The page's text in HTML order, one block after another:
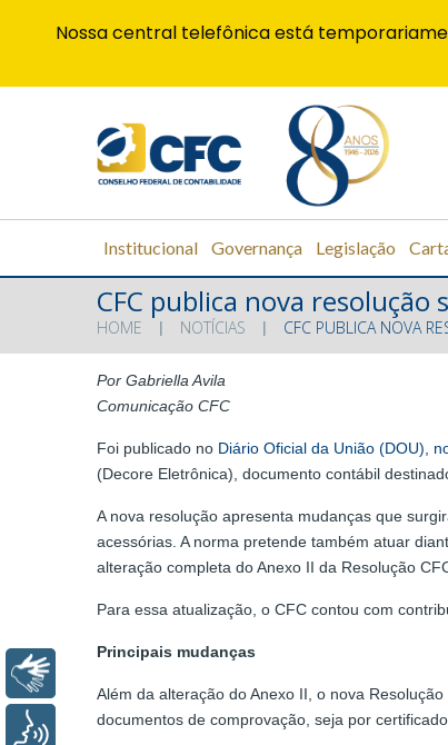
Institucional Governança Legislação
CFC publica nova resolução
HOME NOTÍCIAS CFC PUBLICA NOVA
Por Gabriella Avila
Comunicação CFC
Foi publicado no Diário Oficial da União (DOU),
(Decore Eletrônica), documento contábil
A nova resolução apresenta mudanças que
acessórias. A norma pretende também atuar
alteração completa do Anexo II da Resolução
Para essa atualização, o CFC contou com
Principais mudanças
Além da alteração do Anexo II, o nova
documentos de comprovação, seja por
Nossa central telefônica está
Voz